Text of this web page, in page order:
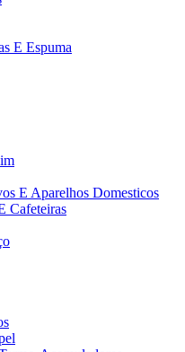
E Espuma
E Aparelhos Domesticos
Cafeteiras